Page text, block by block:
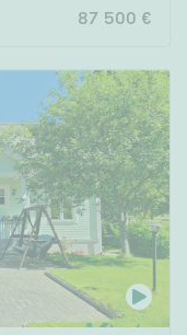
87 500 €